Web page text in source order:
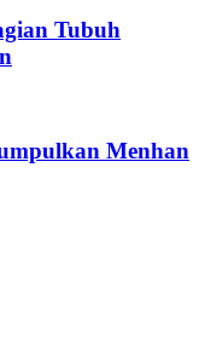
Tubuh
Menhan